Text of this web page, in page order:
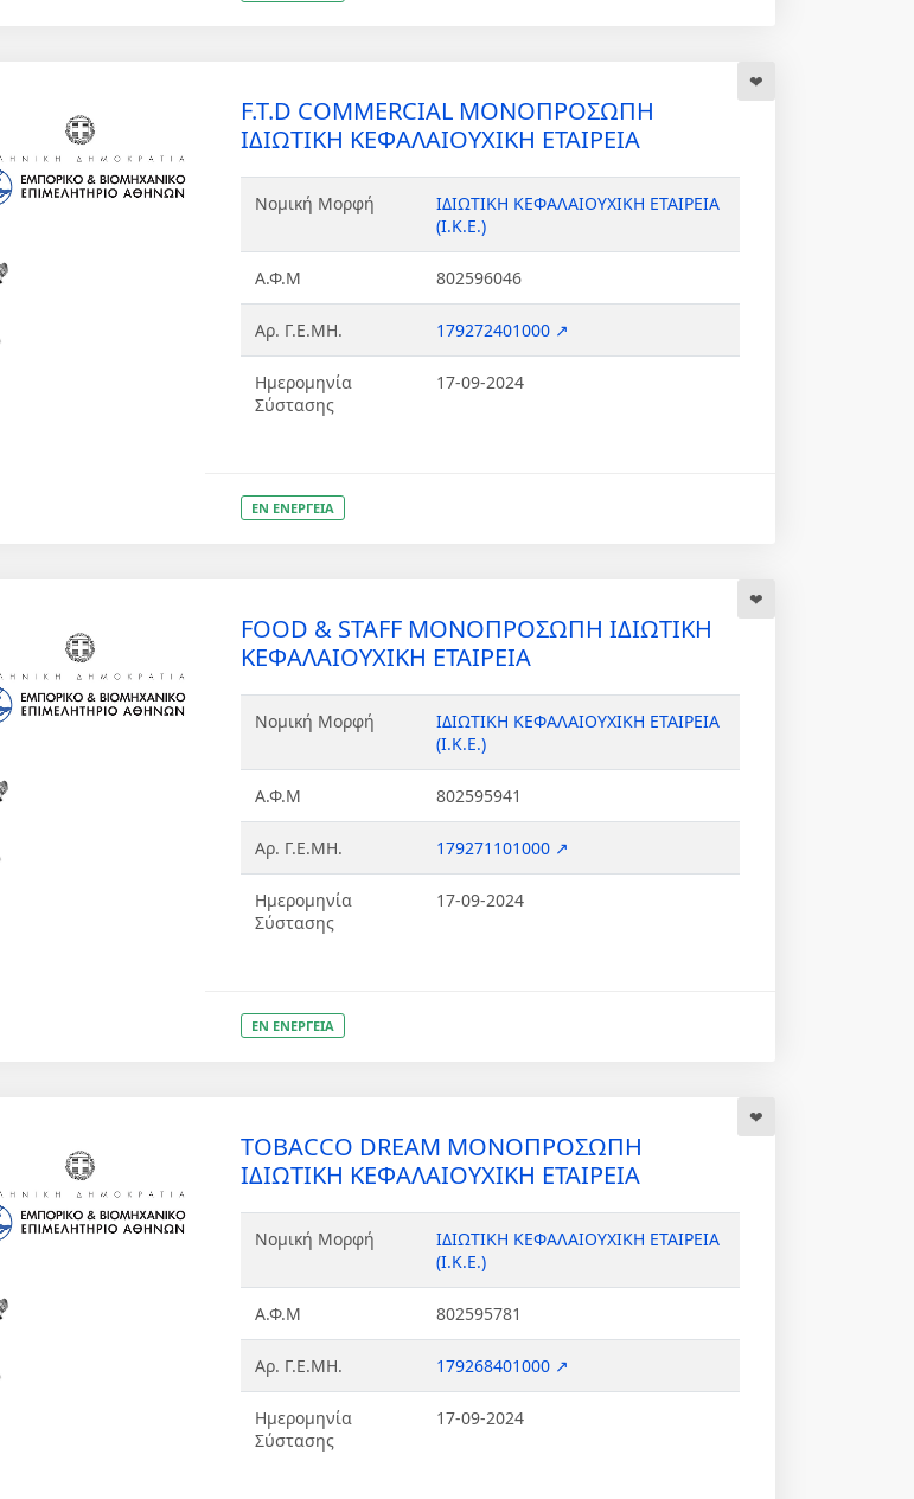
F.T.D COMMERCIAL ΜΟΝΟΠΡΟΣΩΠΗ
ΙΔΙΩΤΙΚΗ ΚΕΦΑΛΑΙΟΥΧΙΚΗ ΕΤΑΙΡΕΙΑ
Νομική Μορφή
ΙΔΙΩΤΙΚΗ ΚΕΦΑΛΑΙΟΥΧΙΚΗ ΕΤΑΙΡΕΙΑ
(Ι.Κ.Ε.)
Α.Φ.Μ 802596046
Αρ. Γ.Ε.ΜΗ. 179272401000 ↗
Ημερομηνία
Σύστασης
17-09-2024
ΕΝ ΕΝΕΡΓΕΙΑ
FOOD & STAFF ΜΟΝΟΠΡΟΣΩΠΗ ΙΔΙΩΤΙΚΗ
ΚΕΦΑΛΑΙΟΥΧΙΚΗ ΕΤΑΙΡΕΙΑ
Νομική Μορφή
ΙΔΙΩΤΙΚΗ ΚΕΦΑΛΑΙΟΥΧΙΚΗ ΕΤΑΙΡΕΙΑ
(Ι.Κ.Ε.)
Α.Φ.Μ 802595941
Αρ. Γ.Ε.ΜΗ. 179271101000 ↗
Ημερομηνία
Σύστασης
17-09-2024
ΕΝ ΕΝΕΡΓΕΙΑ
TOBACCO DREAM ΜΟΝΟΠΡΟΣΩΠΗ
ΙΔΙΩΤΙΚΗ ΚΕΦΑΛΑΙΟΥΧΙΚΗ ΕΤΑΙΡΕΙΑ
Νομική Μορφή
ΙΔΙΩΤΙΚΗ ΚΕΦΑΛΑΙΟΥΧΙΚΗ ΕΤΑΙΡΕΙΑ
(Ι.Κ.Ε.)
Α.Φ.Μ 802595781
Αρ. Γ.Ε.ΜΗ. 179268401000 ↗
Ημερομηνία
Σύστασης
17-09-2024